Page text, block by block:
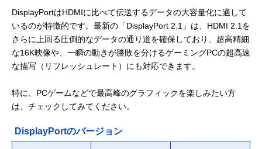
DisplayPortはHDMIに比べて伝送するデータの大容量化に適して
いるのが特徴的です。最新の「DisplayPort 2.1」は、HDMI 2.1を
さらに上回る圧倒的なデータの通り道を確保しており、超高精細
な16K映像や、一瞬の動きが勝敗を分けるゲーミングPCの超高速
な描写（リフレッシュレート）にも対応できます。
特に、PCゲームなどで最高峰のグラフィックを楽しみたい方
は、チェックしてみてください。
DisplayPortのバージョン